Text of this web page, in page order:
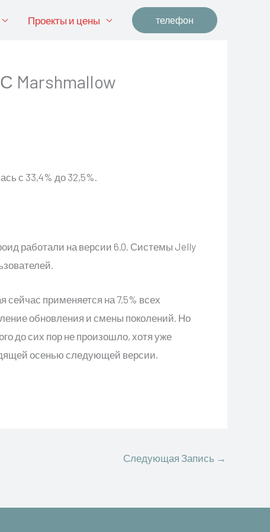
Проекты и цены телефон
Marshmallow
с 33,4% до 32,5%.
работали на версии 6.0. Системы Jelly
применяется на 7,5% всех
обновления и смены поколений. Но
до сих пор не произошло, хотя уже
осенью следующей версии.
Следующая Запись →